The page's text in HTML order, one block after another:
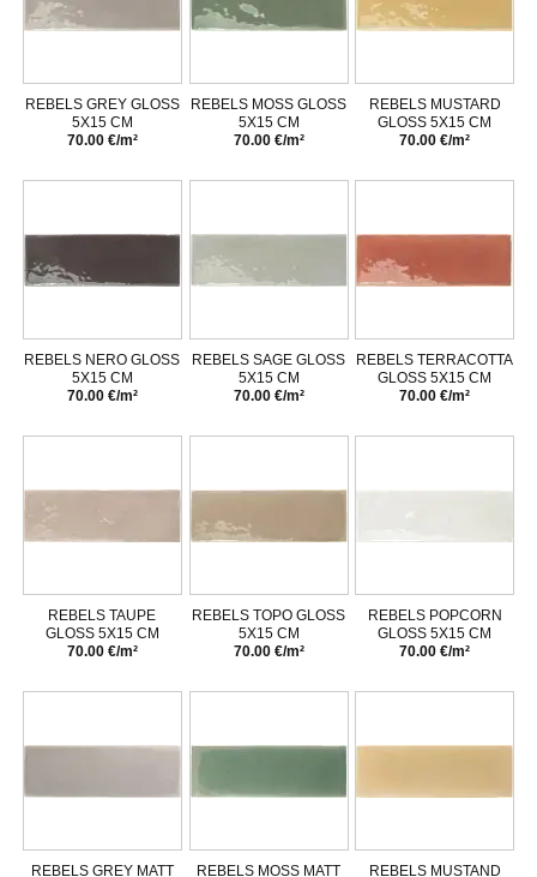
REBELS GREY GLOSS
5X15 CM
70.00 €/m²
REBELS MOSS GLOSS
5X15 CM
70.00 €/m²
REBELS MUSTARD
GLOSS 5X15 CM
70.00 €/m²
REBELS NERO GLOSS
5X15 CM
70.00 €/m²
REBELS SAGE GLOSS
5X15 CM
70.00 €/m²
REBELS TERRACOTTA
GLOSS 5X15 CM
70.00 €/m²
REBELS TAUPE
GLOSS 5X15 CM
70.00 €/m²
REBELS TOPO GLOSS
5X15 CM
70.00 €/m²
REBELS POPCORN
GLOSS 5X15 CM
70.00 €/m²
REBELS GREY MATT REBELS MOSS MATT REBELS MUSTAND